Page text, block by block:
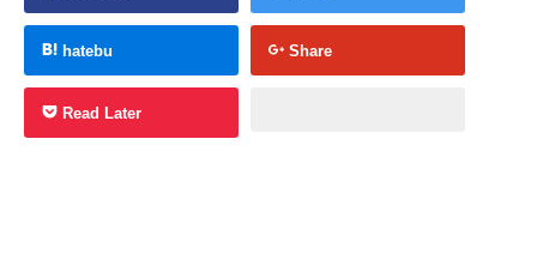
hatebu Share
Read Later